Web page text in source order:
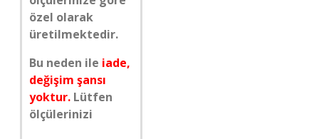
özel olarak
üretilmektedir.
Bu neden ile iade,
değişim şansı
yoktur. Lütfen
ölçülerinizi